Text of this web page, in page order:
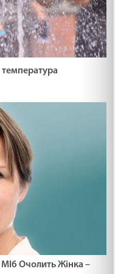
Очолить Жінка –